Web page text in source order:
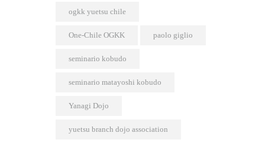
ogkk yuetsu chile
One-Chile OGKK paolo giglio
seminario kobudo
seminario matayoshi kobudo
Yanagi Dojo
yuetsu branch dojo association